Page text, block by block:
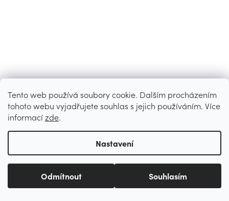
Tento web používá soubory cookie. Dalším procházením
tohoto webu vyjadřujete souhlas s jejich používáním. Více
informacízde.
Nastavení
Odmítnout Souhlasím